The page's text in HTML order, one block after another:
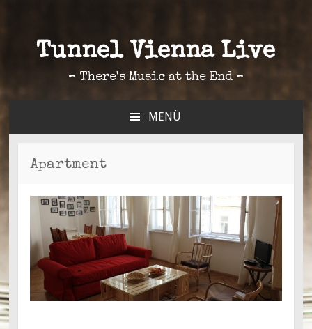
Tunnel Vienna Live
– There's Music at the End –
MENÜ
SPRINGEN
Apartment